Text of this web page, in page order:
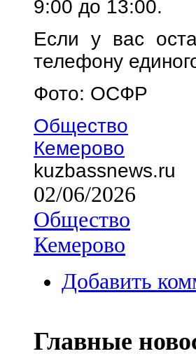
9:00 до 13:00.
Если у вас
телефону
Фото: ОСФР
Общество
Кемерово
kuzbassnews.ru
02/06/2026
Общество
Кемерово
Добавить
Главные